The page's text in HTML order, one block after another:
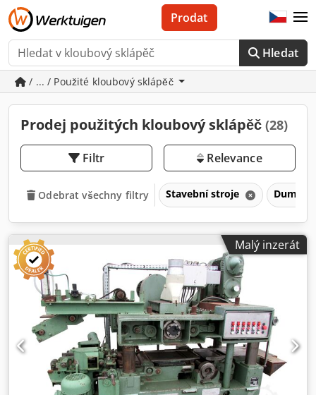
Hledat
Prodat
/ ... / Použité kloubový sklápěč
Prodej použitých kloubový sklápěč (28)
Filtr Relevance
Odebrat všechny filtry Stavební stroje Dumper
Malý inzerát